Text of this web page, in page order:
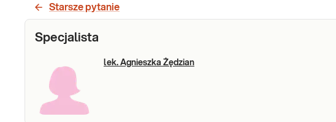
chorych na cukrzycę.
Starsze pytanie
Specjalista
lek. Agnieszka Żędzian